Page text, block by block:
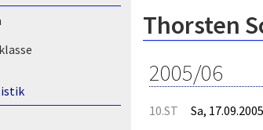
Thorsten
2005/06
10.ST Sa, 17.09.2005